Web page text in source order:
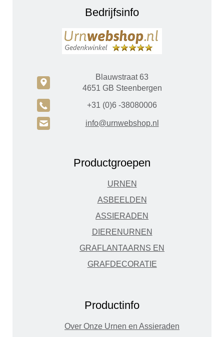
Bedrijfsinfo
c
Blauwstraat 63
4651 GB Steenbergen
A +31 (0)6 -38080006
H info@urnwebshop.nl
Productgroepen
URNEN
ASBEELDEN
ASSIERADEN
DIERENURNEN
GRAFLANTAARNS EN
GRAFDECORATIE
Productinfo
Over Onze Urnen en Assieraden